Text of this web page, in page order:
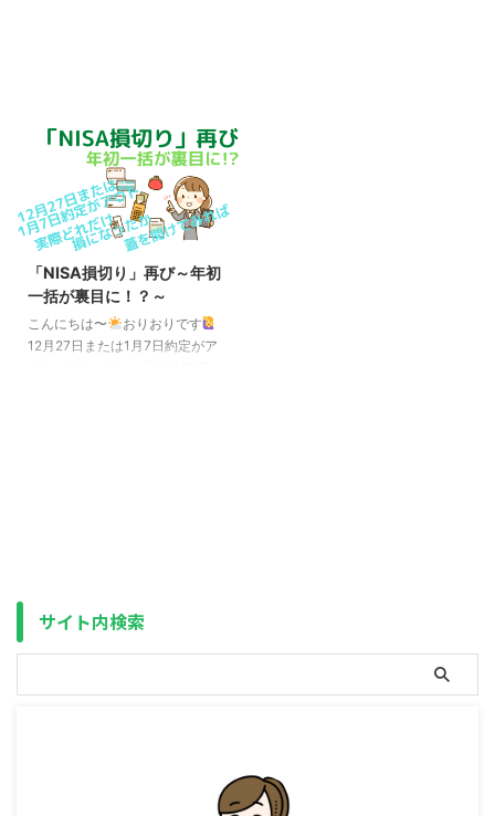
「NISA損切り」再び～年初
一括が裏目に！？～
こんにちは〜
おりおりです
12月27日または1月7日約定がア
（この日の基準価額で売買）では
なく、受渡日（約定日から2営業
日後）が属する年度で行われるた
サイト内検索